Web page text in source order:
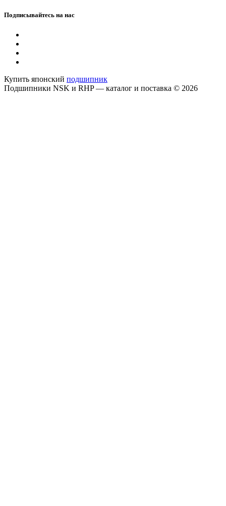
Подписывайтесь на нас
Купить японский подшипник
Подшипники NSK и RHP — каталог и поставка © 2026